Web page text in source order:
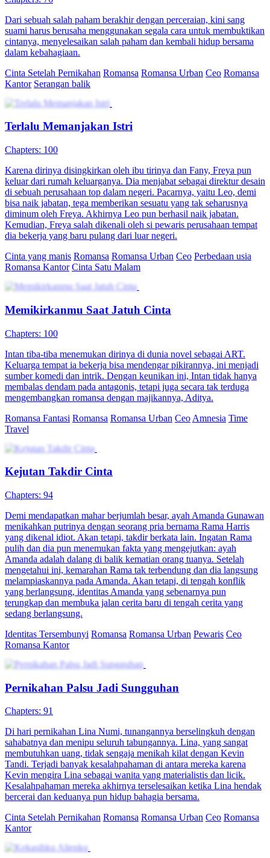
Dari sebuah salah paham berakhir dengan perceraian, kini sang
suami harus berusaha menggunakan segala cara untuk membuktikan
cintanya, menyelesaikan salah paham dan kembali hidup bersama
dalam kebahagiaan.
Cinta Setelah Pernikahan Romansa Romansa Urban Ceo Romansa
Kantor Serangan balik
Terlalu Memanjakan Istri
Chapters: 100
Karena dirinya disingkirkan oleh ibu tirinya dan Fany, Freya pun
keluar dari rumah keluarganya. Dia menjabat sebagai direktur desain
di sebuah perusahaan top dalam negeri. Pacarnya, yaitu Leo, demi
bisa naik jabatan, tega memberikan sesuatu yang tak seharusnya
diminum oleh Freya. Akhirnya Leo pun berhasil naik jabatan.
Kemudian, Freya salah dikenali oleh si pewaris perusahaan tempat
dia bekerja yang baru pulang dari luar negeri.
Cinta yang manis Romansa Romansa Urban Ceo Perbedaan usia
Romansa Kantor Cinta Satu Malam
Memikirkanmu Saat Jatuh Cinta
Chapters: 100
Intan tiba-tiba menemukan dirinya di dunia novel sebagai ART.
Keluarga tempat ia bekerja bisa mendengar pikirannya, ini menjadi
sumber komedi dan intrik. Dengan keunikan ini, Intan tidak hanya
membalas dendam pada antagonis, tetapi juga secara tak terduga
mengembangkan romansa dengan majikannya, Aditya.
Romansa Fantasi Romansa Romansa Urban Ceo Amnesia Time
Travel
Kejutan Takdir Cinta
Chapters: 94
Demi mendapatkan mahar berjumlah besar, ayah Amanda Gunawan
menikahkan putrinya dengan seorang pria bernama Rama Harris
yang dikenal idiot. Akan tetapi, takdir berkata lain. Ingatan Rama
pulih dan dia pun menemukan fakta yang mengejutkan: ayah
Amanda adalah dalang di balik kematian orang tuanya. Setelah
mengetahui ini, kemarahan Rama tak terbendung dan dia langsung
melampiaskannya pada Amanda. Akan tetapi, di tengah konflik
yang berlangsung, identitas Amanda yang sebenarnya pun
terungkap dan membuka jalan cerita baru di tengah cerita yang
sedang berlangsung.
Identitas Tersembunyi Romansa Romansa Urban Pewaris Ceo
Romansa Kantor
Pernikahan Palsu Jadi Sungguhan
Chapters: 91
Di hari pernikahan Lina Numi, tunangannya berselingkuh dengan
sahabatnya dan menipu seluruh tabungannya. Lina, yang sangat
membutuhkan uang, tidak sengaja menikah kilat dengan Kevin
Tandi. Terjadi banyak kesalahpahaman di antara mereka karena
Kevin mengira Lina sebagai wanita yang materialistis dan licik.
Kesalahpahaman mereka akhirnya terselesaikan ketika Lina hendak
bercerai dan keduanya pun hidup bahagia bersama.
Cinta Setelah Pernikahan Romansa Romansa Urban Ceo Romansa
Kantor